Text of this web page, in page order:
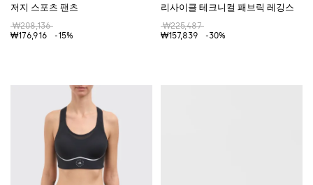
저지 스포츠 팬츠
₩208,136
₩176,916
-15%
리사이클 테크니컬 패브릭 레깅스
₩225,487
₩157,839
-30%